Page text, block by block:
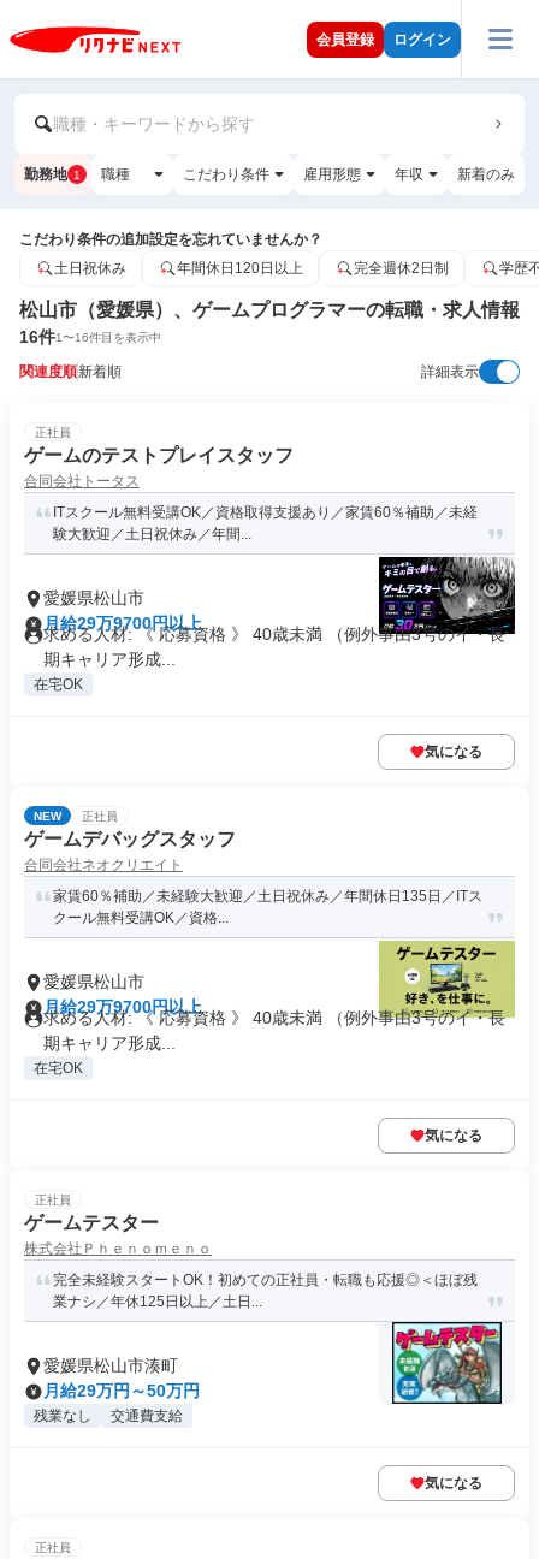
会員登録 ログイン
職種・キーワードから探す
勤務地 1 職種 こだわり条件 雇用形態 年収 新着のみ
こだわり条件の追加設定を忘れていませんか？
土日祝休み
年間休日120日以上 完全週休2日制 学歴
松山市（愛媛県）、ゲームプログラマーの転職・求人情報
16件1〜16件目を表示中
関連度順新着順 詳細表示
正社員
ゲームのテストプレイスタッフ
合同会社トータス
ITスクール無料受講OK／資格取得支援あり／家賃60％補助／未経
験大歓迎／土日祝休み／年間...
愛媛県松山市
月給29万9700円以上
求める人材: 《 応募資格 》 40歳未満 （例外事由3号のイ・長
期キャリア形成...
在宅OK
気になる
NEW 正社員
ゲームデバッグスタッフ
合同会社ネオクリエイト
家賃60％補助／未経験大歓迎／土日祝休み／年間休日135日／ITス
クール無料受講OK／資格...
愛媛県松山市
月給29万9700円以上
求める人材: 《 応募資格 》 40歳未満 （例外事由3号のイ・長
期キャリア形成...
在宅OK
気になる
正社員
ゲームテスター
株式会社Ｐｈｅｎｏｍｅｎｏ
完全未経験スタートOK！初めての正社員・転職も応援◎＜ほぼ残
業ナシ／年休125日以上／土日...
愛媛県松山市湊町
月給29万円～50万円
残業なし 交通費支給
気になる
正社員